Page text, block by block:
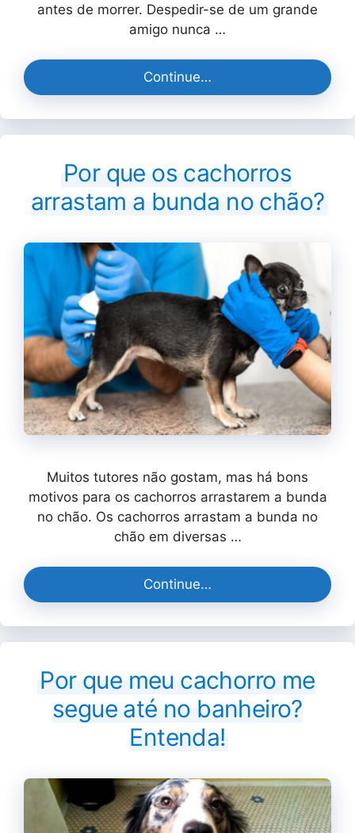
antes de morrer. Despedir-se de um grande
amigo nunca …
Continue…
Por que os cachorros
arrastam a bunda no chão?
Muitos tutores não gostam, mas há bons
motivos para os cachorros arrastarem a bunda
no chão. Os cachorros arrastam a bunda no
chão em diversas …
Continue…
Por que meu cachorro me
segue até no banheiro?
Entenda!